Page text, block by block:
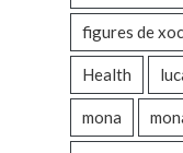
figures de
Health
mona